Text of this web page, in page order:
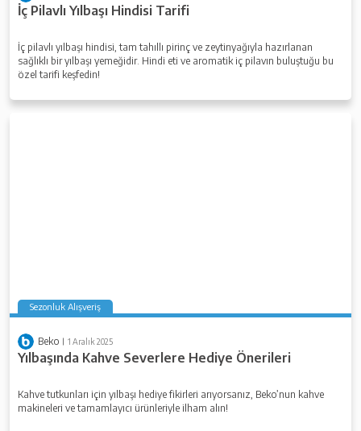
İç Pilavlı Yılbaşı Hindisi Tarifi
İç pilavlı yılbaşı hindisi, tam tahıllı pirinç ve zeytinyağıyla hazırlanan
sağlıklı bir yılbaşı yemeğidir. Hindi eti ve aromatik iç pilavın buluştuğu bu
özel tarifi keşfedin!
Sezonluk Alışveriş
Yılbaşında Kahve Severlere Hediye Önerileri
Kahve tutkunları için yılbaşı hediye fikirleri arıyorsanız, Beko’nun kahve
makineleri ve tamamlayıcı ürünleriyle ilham alın!
Beko 1 Aralık 2025